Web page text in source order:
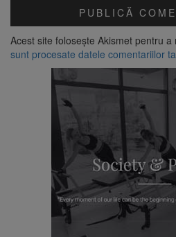
Acest site folosește Akismet pentru a
sunt procesate datele comentariilor